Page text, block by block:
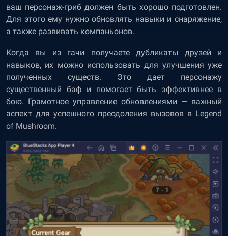
ваш персонаж-гриб должен быть хорошо подготовлен.
Для этого ему нужно обновлять навыки и снаряжение,
а также развивать компаньонов.
Когда вы из гачи получаете дубликаты друзей и
навыков, их можно использовать для улучшения уже
полученных существ. Это дает персонажу
существенный баф и помогает быть эффективнее в
бою. Грамотное управление обновлениями — важный
аспект для успешного преодоления вызовов в Legend
of Mushroom.